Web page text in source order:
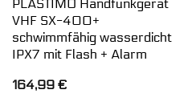
PLASTIMO Handfunkgerät
VHF SX-400+
schwimmfähig wasserdicht
IPX7 mit Flash + Alarm
164,99 €